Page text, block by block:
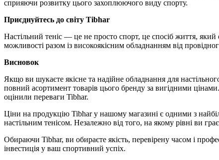
сприяючи розвитку цього захоплюючого виду спорту.
Приєднуйтесь до світу Tibhar
Настільний теніс — це не просто спорт, це спосіб життя, який
можливості разом із високоякісним обладнанням від
Висновок
Якщо ви шукаєте якісне та надійне обладнання для
повний асортимент товарів цього бренду за вигідними
оцінили переваги Tibhar.
Ціни на продукцію Tibhar у нашому магазині є одними з
настільним тенісом. Незалежно від того, на якому рівні ви
Обираючи Tibhar, ви обираєте якість, перевірену часом і
інвестиція у ваш спортивний успіх.